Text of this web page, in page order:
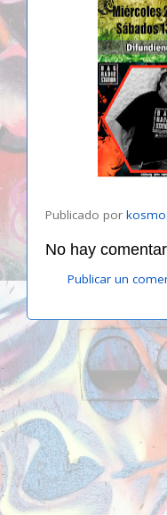
Publicado por
No hay
Publicar un